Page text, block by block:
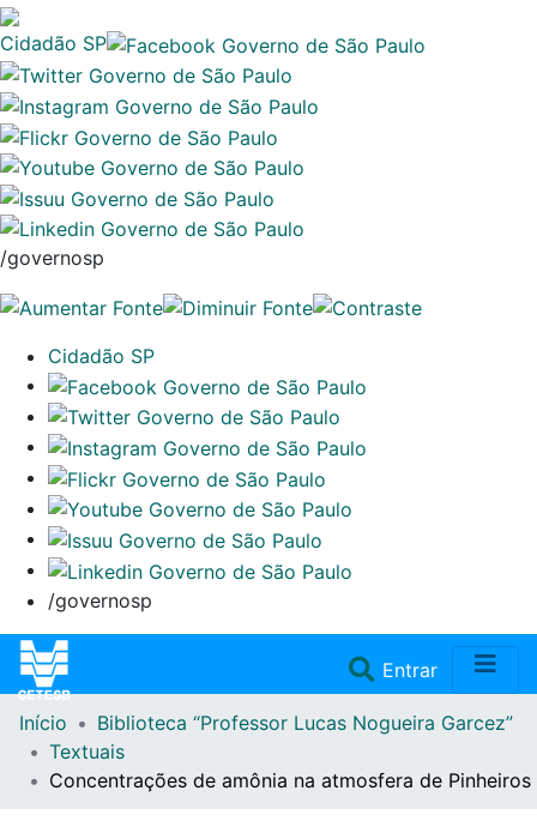
Cidadão SP
/governosp
Cidadão SP
/governosp
Entrar(current)
Home
Início
Biblioteca “Professor Lucas Nogueira Garcez”
Textuais
Concentrações de amônia na atmosfera de